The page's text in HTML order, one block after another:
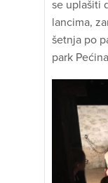
se uplašiti
lancima,
šetnja po
park